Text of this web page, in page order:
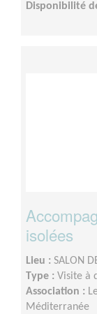
Disponibilité
isolées
Lieu : SALON
Type : Visite à
Association :
Méditerranée